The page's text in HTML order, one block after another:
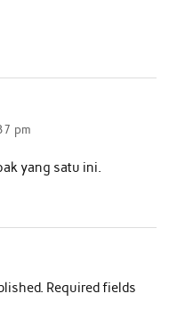
pm
yang satu ini.
Required fields